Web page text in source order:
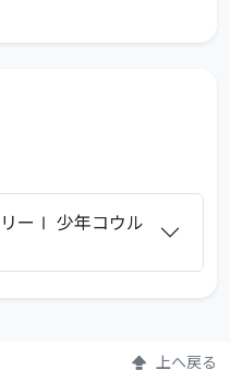
ーⅠ 少年コウル
上へ戻る